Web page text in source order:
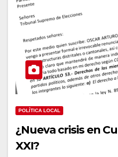
POLÍTICA LOCAL
¿Nueva crisis en
XXI?